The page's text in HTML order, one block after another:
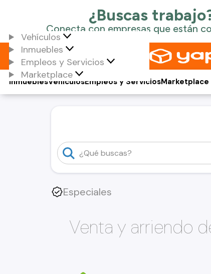
Vehículos
Inmuebles
Empleos y Servicios
Marketplace
Vehículos
Inmuebles Empleos y ServiciosMarketplace
Especiales
Venta y arriendo